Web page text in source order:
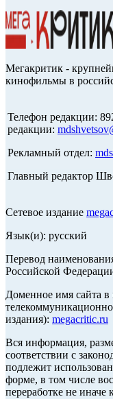
Мегакритик -
кинофильмы в
Телефон редакции:
редакции:
Рекламный отдел:
Главный редактор
Сетевое издание
Язык(и): русский
Перевод
Российской
Доменное имя сайта
издания): megacritic.ru
Вся информация,
соответствии с
подлежит
форме, в том числе
переработке не иначе